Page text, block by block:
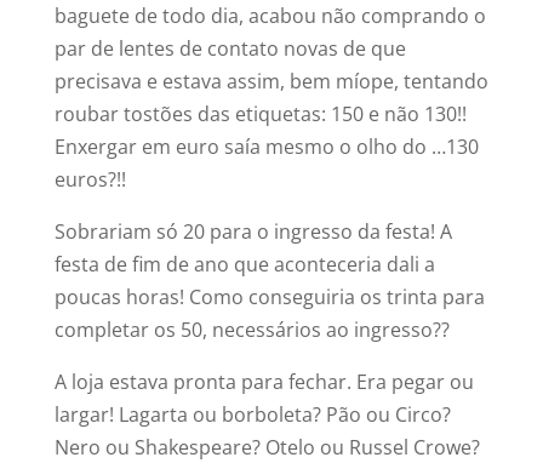
baguete de todo dia, acabou não comprando o
par de lentes de contato novas de que
precisava e estava assim, bem míope, tentando
roubar tostões das etiquetas: 150 e não 130!!
Enxergar em euro saía mesmo o olho do …130
euros?!!
Sobrariam só 20 para o ingresso da festa! A
festa de fim de ano que aconteceria dali a
poucas horas! Como conseguiria os trinta para
completar os 50, necessários ao ingresso??
A loja estava pronta para fechar. Era pegar ou
largar! Lagarta ou borboleta? Pão ou Circo?
Nero ou Shakespeare? Otelo ou Russel Crowe?